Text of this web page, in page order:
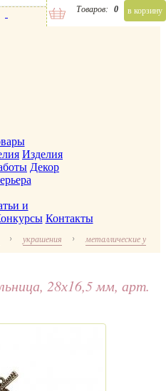
Изделия
Декор
и
Контакты
украшения металлические
28х16,5 мм, арт.
Товаров: 0 в корзину